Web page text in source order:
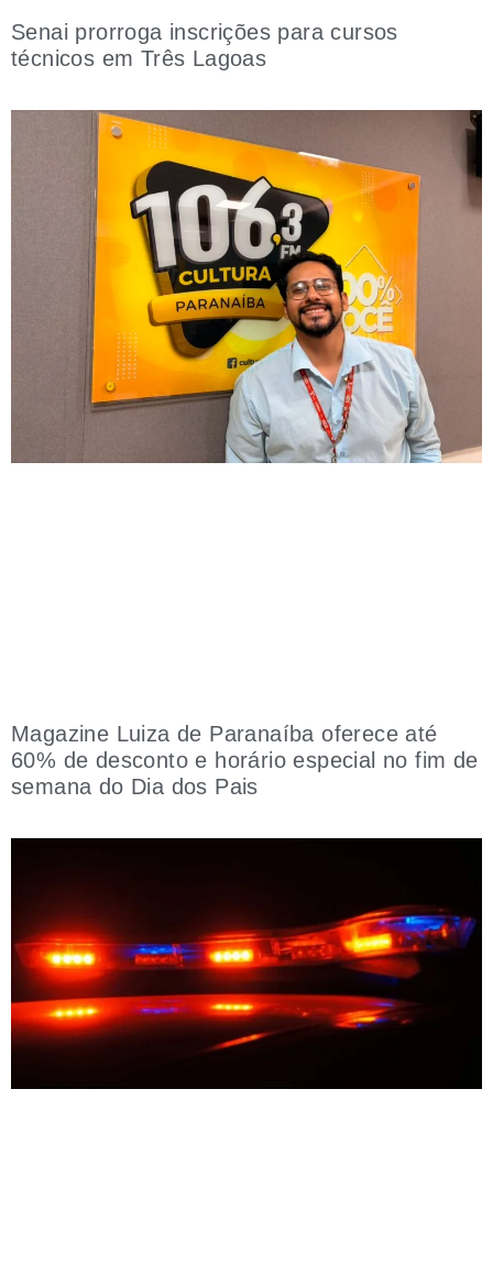
Senai prorroga inscrições para cursos
técnicos em Três Lagoas
Magazine Luiza de Paranaíba oferece até
60% de desconto e horário especial no fim de
semana do Dia dos Pais